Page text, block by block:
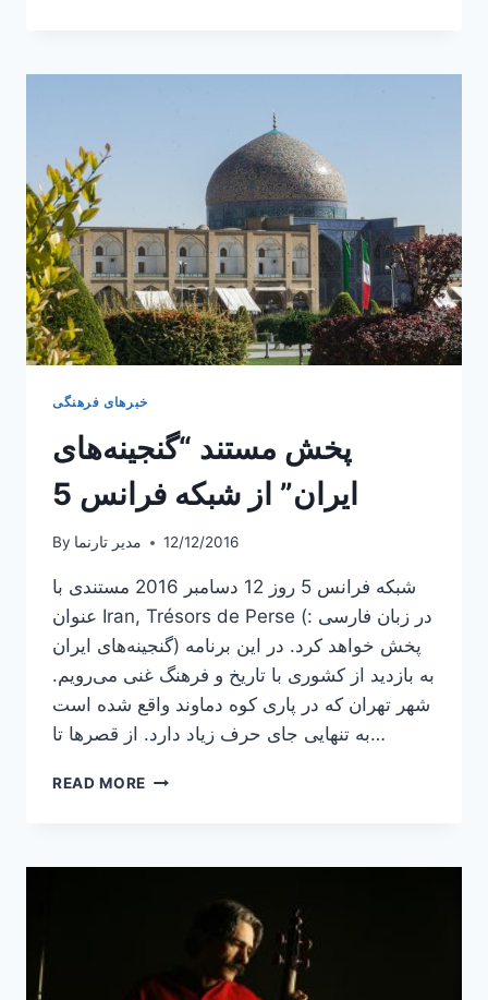
در
خبرهای فرهنگی
پخش مستند “گنجینه‌های
ایران” از شبکه فرانس 5
By مدیر تارنما 12/12/2016
شبکه فرانس 5 روز 12 دسامبر 2016 مستندی با
عنوان Iran, Trésors de Perse (در زبان فارسی :
گنجینه‌های ایران) پخش خواهد کرد. در این برنامه
به بازدید از کشوری با تاریخ و فرهنگ غنی می‌رویم.
شهر تهران که در پاری کوه دماوند واقع شده است
به تنهایی جای حرف زیاد دارد. از قصرها تا…
READ MORE پخش
از